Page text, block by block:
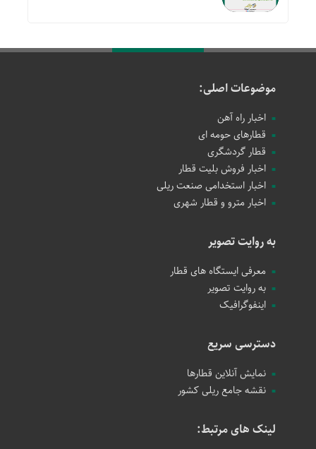
موضوعات اصلی:
اخبار راه آهن
قطارهای حومه ای
قطار گردشگری
اخبار فروش بلیت قطار
اخبار استخدامی صنعت ریلی
اخبار مترو و قطار شهری
به روایت تصویر
معرفی ایستگاه های قطار
به روایت تصویر
اینفوگرافیک
دسترسی سریع
نمایش آنلاین قطارها
نقشه جامع ریلی کشور
لینک های مرتبط: